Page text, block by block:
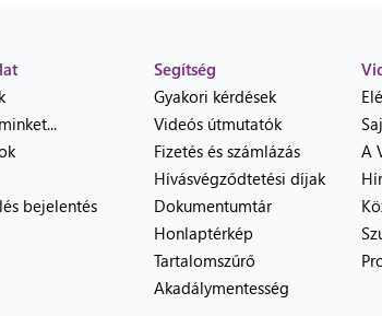
bejelentés
Segítség
Gyakori kérdések
Videós útmutatók
Fizetés és számlázás
Hívásvégződtetési díjak
Dokumentumtár
Honlaptérkép
Tartalomszűrő
Akadálymentesség
A